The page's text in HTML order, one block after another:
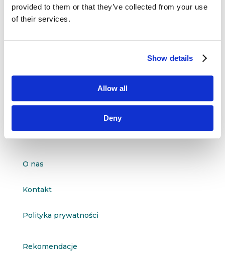
provided to them or that they’ve collected from your use
of their services.
Show details
Allow all
Deny

 questus@questus.pl
O nas
Kontakt
Polityka prywatności
Rekomendacje